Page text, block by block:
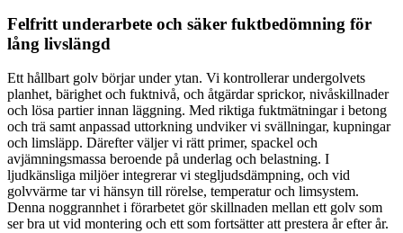
Felfritt underarbete och säker fuktbedömning för
lång livslängd
Ett hållbart golv börjar under ytan. Vi kontrollerar undergolvets
planhet, bärighet och fuktnivå, och åtgärdar sprickor, nivåskillnader
och lösa partier innan läggning. Med riktiga fuktmätningar i betong
och trä samt anpassad uttorkning undviker vi svällningar, kupningar
och limsläpp. Därefter väljer vi rätt primer, spackel och
avjämningsmassa beroende på underlag och belastning. I
ljudkänsliga miljöer integrerar vi stegljudsdämpning, och vid
golvvärme tar vi hänsyn till rörelse, temperatur och limsystem.
Denna noggrannhet i förarbetet gör skillnaden mellan ett golv som
ser bra ut vid montering och ett som fortsätter att prestera år efter år.